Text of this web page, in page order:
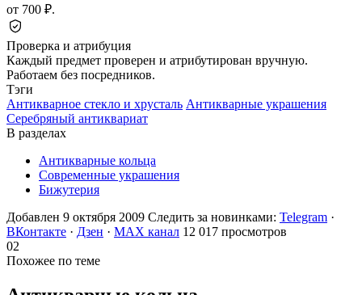
от 700 ₽.
Проверка и атрибуция
Каждый предмет проверен и атрибутирован вручную.
Работаем без посредников.
Тэги
Антикварное стекло и хрусталь Антикварные украшения
Серебряный антиквариат
В разделах
Антикварные кольца
Современные украшения
Бижутерия
Добавлен 9 октября 2009 Следить за новинками: Telegram ·
ВКонтакте · Дзен · MAX канал 12 017 просмотров
02
Похожее по теме